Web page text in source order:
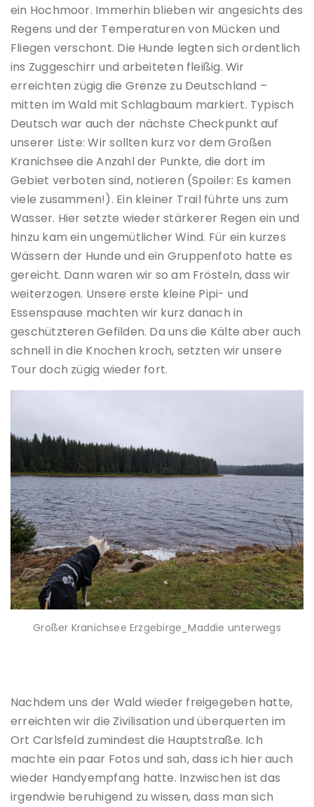
ein Hochmoor. Immerhin blieben wir angesichts des
Regens und der Temperaturen von Mücken und
Fliegen verschont. Die Hunde legten sich ordentlich
ins Zuggeschirr und arbeiteten fleißig. Wir
erreichten zügig die Grenze zu Deutschland –
mitten im Wald mit Schlagbaum markiert. Typisch
Deutsch war auch der nächste Checkpunkt auf
unserer Liste: Wir sollten kurz vor dem Großen
Kranichsee die Anzahl der Punkte, die dort im
Gebiet verboten sind, notieren (Spoiler: Es kamen
viele zusammen!). Ein kleiner Trail führte uns zum
Wasser. Hier setzte wieder stärkerer Regen ein und
hinzu kam ein ungemütlicher Wind. Für ein kurzes
Wässern der Hunde und ein Gruppenfoto hatte es
gereicht. Dann waren wir so am Frösteln, dass wir
weiterzogen. Unsere erste kleine Pipi- und
Essenspause machten wir kurz danach in
geschützteren Gefilden. Da uns die Kälte aber auch
schnell in die Knochen kroch, setzten wir unsere
Tour doch zügig wieder fort.
Großer Kranichsee Erzgebirge_Maddie unterwegs
Nachdem uns der Wald wieder freigegeben hatte,
erreichten wir die Zivilisation und überquerten im
Ort Carlsfeld zumindest die Hauptstraße. Ich
machte ein paar Fotos und sah, dass ich hier auch
wieder Handyempfang hatte. Inzwischen ist das
irgendwie beruhigend zu wissen, dass man sich